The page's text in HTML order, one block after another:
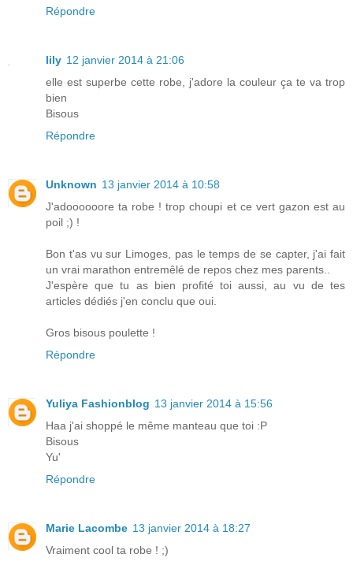
Répondre
lily 12 janvier 2014 à 21:06
elle est superbe cette robe, j'adore la couleur ça te va trop
bien
Bisous
Répondre
Unknown 13 janvier 2014 à 10:58
J'adoooooore ta robe ! trop choupi et ce vert gazon est au
poil ;) !
Bon t'as vu sur Limoges, pas le temps de se capter, j'ai fait
un vrai marathon entremêlé de repos chez mes parents..
J'espère que tu as bien profité toi aussi, au vu de tes
articles dédiés j'en conclu que oui.
Gros bisous poulette !
Répondre
Yuliya Fashionblog 13 janvier 2014 à 15:56
Haa j'ai shoppé le même manteau que toi :P
Bisous
Yu'
Répondre
Marie Lacombe 13 janvier 2014 à 18:27
Vraiment cool ta robe ! ;)